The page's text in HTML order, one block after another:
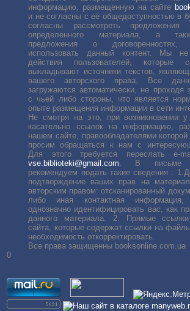
информацию, размещенную на сайте
и не согласны с её общедоступностью в
согласны рассмотреть
определенного материала, а
предложения о договоренностях,
использовать данный контент. Мы не
действия пользователей, которые
выкладывают источники текстов,
вашего авторского права. Все
загружаются автоматически, не проходя
с чьей либо стороны, что является
опыте размещения информации в сети
Не смотря на это, при возникновении
касательно ссылок на информацию,
нашем сайте, правообладателями
просим обращаться к нам с
Для этого требуется переслать е-
vse.biblioteki@gmail.com. В письме
рекомендуем подать такие сведения :
подтверждение ваших прав на
авторским правом: отсканированный
либо иная контактная информация,
однозначно идентифицировать вас, как
данного материала. 2. Прямые
сайта, которые содержат ссылки на
необходимость откорректировать.
Все права защищенны booksonline.com.ua
0